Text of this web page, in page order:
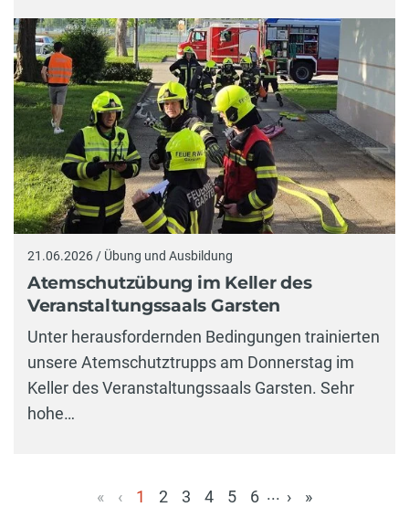
21.06.2026 / Übung und Ausbildung
Atemschutzübung im Keller des
Veranstaltungssaals Garsten
Unter herausfordernden Bedingungen trainierten
unsere Atemschutztrupps am Donnerstag im
Keller des Veranstaltungssaals Garsten. Sehr
hohe…
« ‹
1
2 3 4 5 6 ... › »